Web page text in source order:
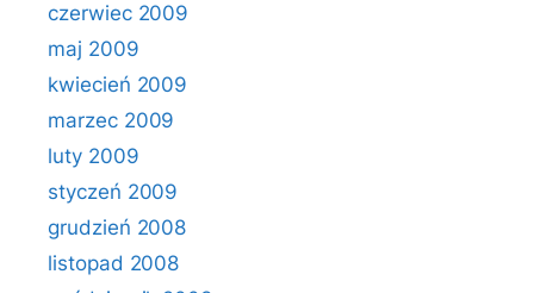
czerwiec 2009
maj 2009
kwiecień 2009
marzec 2009
luty 2009
styczeń 2009
grudzień 2008
listopad 2008